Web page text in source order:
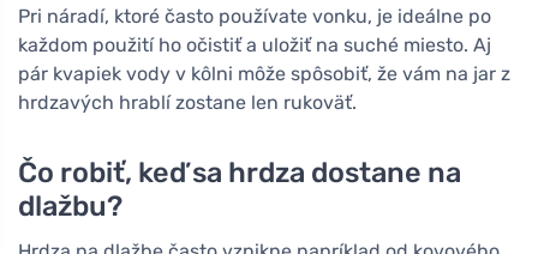
Pri náradí, ktoré často používate vonku, je ideálne po
každom použití ho očistiť a uložiť na suché miesto. Aj
pár kvapiek vody v kôlni môže spôsobiť, že vám na jar z
hrdzavých hrablí zostane len rukoväť.
Čo robiť, keď sa hrdza dostane na
dlažbu?